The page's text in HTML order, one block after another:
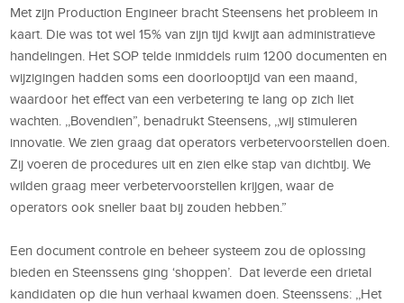
Met zijn Production Engineer bracht Steensens het probleem in
kaart. Die was tot wel 15% van zijn tijd kwijt aan administratieve
handelingen. Het SOP telde inmiddels ruim 1200 documenten en
wijzigingen hadden soms een doorlooptijd van een maand,
waardoor het effect van een verbetering te lang op zich liet
wachten. ,,Bovendien”, benadrukt Steensens, ,,wij stimuleren
innovatie. We zien graag dat operators verbetervoorstellen doen.
Zij voeren de procedures uit en zien elke stap van dichtbij. We
wilden graag meer verbetervoorstellen krijgen, waar de
operators ook sneller baat bij zouden hebben.”
Een document controle en beheer systeem zou de oplossing
bieden en Steenssens ging ‘shoppen’. Dat leverde een drietal
kandidaten op die hun verhaal kwamen doen. Steenssens: ,,Het